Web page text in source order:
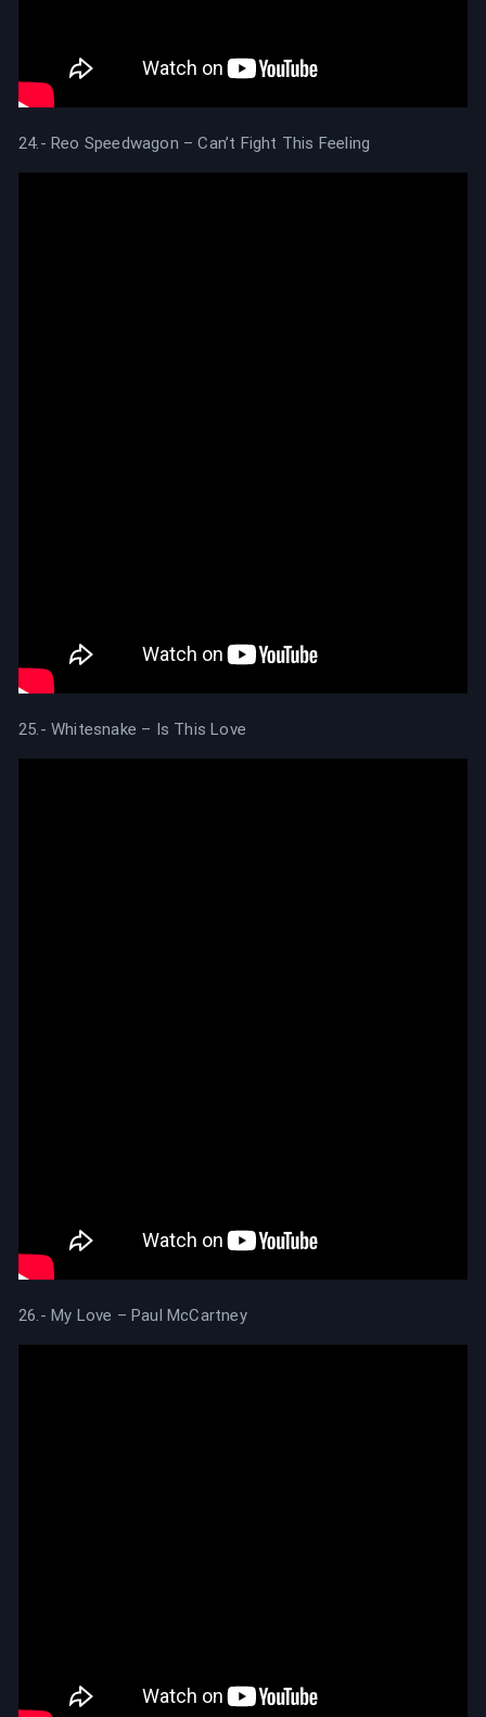
24.- Reo Speedwagon – Can’t Fight This Feeling
25.- Whitesnake – Is This Love
26.- My Love – Paul McCartney